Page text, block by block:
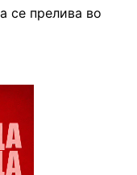
се прелива во